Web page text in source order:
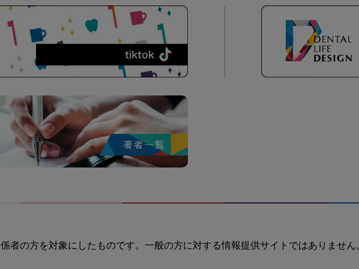
者の方を対象にしたものです。一般の方に対する情報提供サイトではありません